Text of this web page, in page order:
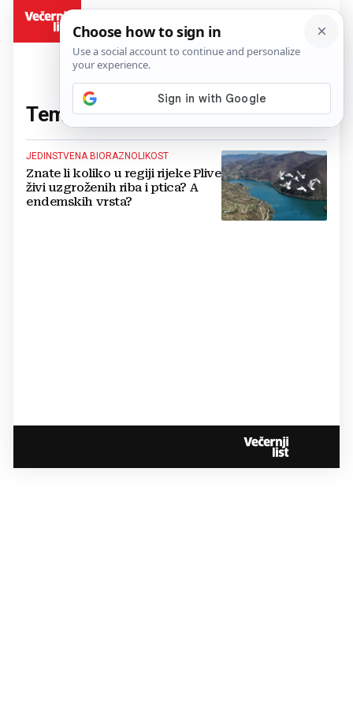
Tema:flora i fauna(1 članaka)
JEDINSTVENA BIORAZNOLIKOST
Znate li koliko u regiji rijeke Plive
živi uzgroženih riba i ptica? A
endemskih vrsta?